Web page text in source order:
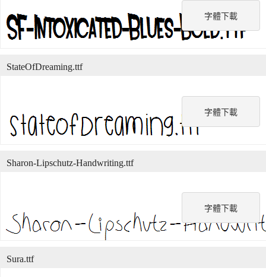
字體下載
字體下載
StateOfDreaming.ttf
字體下載
Sharon-Lipschutz-Handwriting.ttf
Sura.ttf